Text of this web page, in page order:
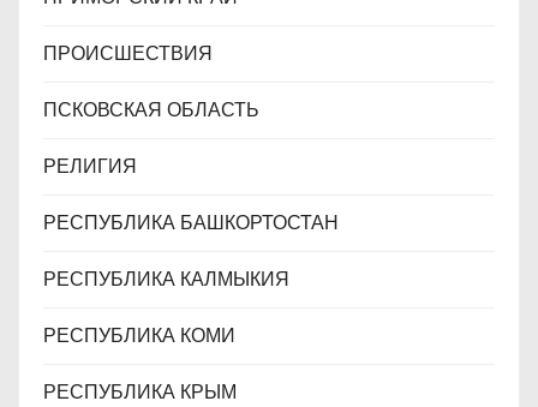
ПРОИСШЕСТВИЯ
ПСКОВСКАЯ ОБЛАСТЬ
РЕЛИГИЯ
РЕСПУБЛИКА БАШКОРТОСТАН
РЕСПУБЛИКА КАЛМЫКИЯ
РЕСПУБЛИКА КОМИ
РЕСПУБЛИКА КРЫМ